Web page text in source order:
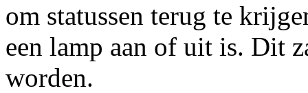
om statussen terug te
een lamp aan of uit is. Dit
worden.